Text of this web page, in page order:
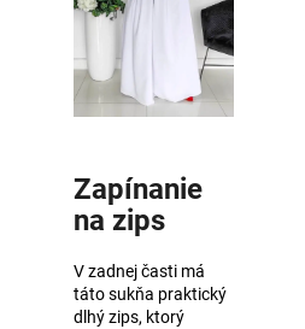
Zapínanie
na zips
V zadnej časti má
táto sukňa praktický
dlhý zips, ktorý